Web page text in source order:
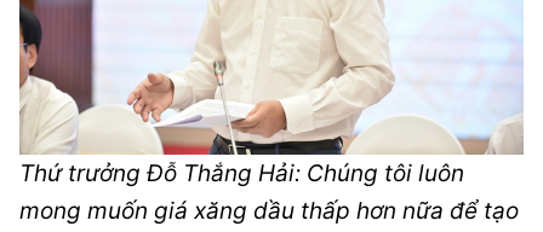
Thứ trưởng Đỗ Thắng Hải: Chúng tôi luôn
mong muốn giá xăng dầu thấp hơn nữa để tạo